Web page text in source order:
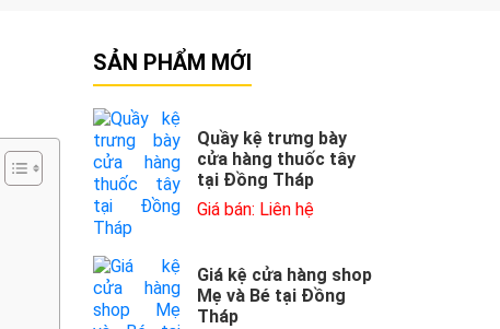
SẢN PHẨM MỚI
Quầy kệ trưng bày
cửa hàng thuốc tây
tại Đồng Tháp
Giá bán: Liên hệ
Giá kệ cửa hàng shop
Mẹ và Bé tại Đồng
Tháp